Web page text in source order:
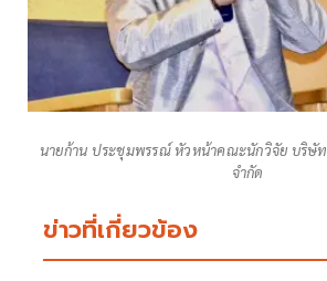
นายก้าน ประชุมพรรณ์ หัวหน้าคณะนักวิจัย บริษัท
จำกัด
ข่าวที่เกี่ยวข้อง